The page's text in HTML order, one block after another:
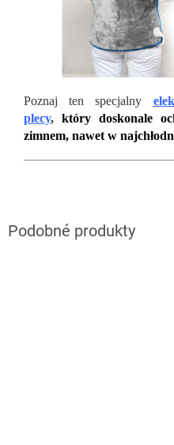
Poznaj ten specjalny
plecy, który doskonale
zimnem, nawet w